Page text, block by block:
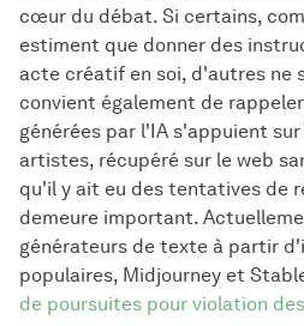
cœur du débat. Si certains,
estiment que donner des
acte créatif en soi, d'autres ne
convient également de
générées par l'IA s'appuient
artistes, récupéré sur le web
qu'il y ait eu des tentatives de
demeure important.
générateurs de texte à partir
populaires, Midjourney et
de poursuites pour violation